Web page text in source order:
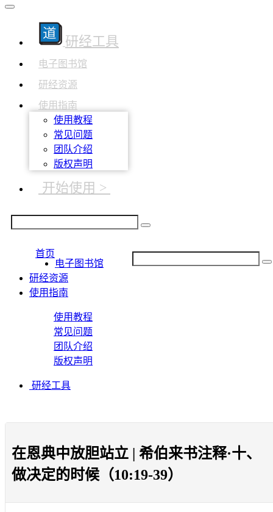
研经工具
电子图书馆
研经资源
使用指南
使用教程
常见问题
团队介绍
版权声明
开始使用 >
首页
电子图书馆
研经资源
使用指南
使用教程
常见问题
团队介绍
版权声明
研经工具
在恩典中放胆站立 | 希伯来书注释·十、
做决定的时候（10:19-39）